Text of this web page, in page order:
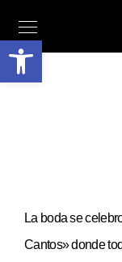
Abrir barra de
La boda se
Cantos» donde